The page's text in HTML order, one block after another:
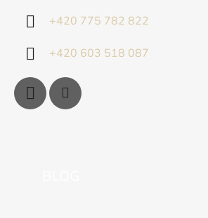
+420 775 782 822
+420 603 518 087